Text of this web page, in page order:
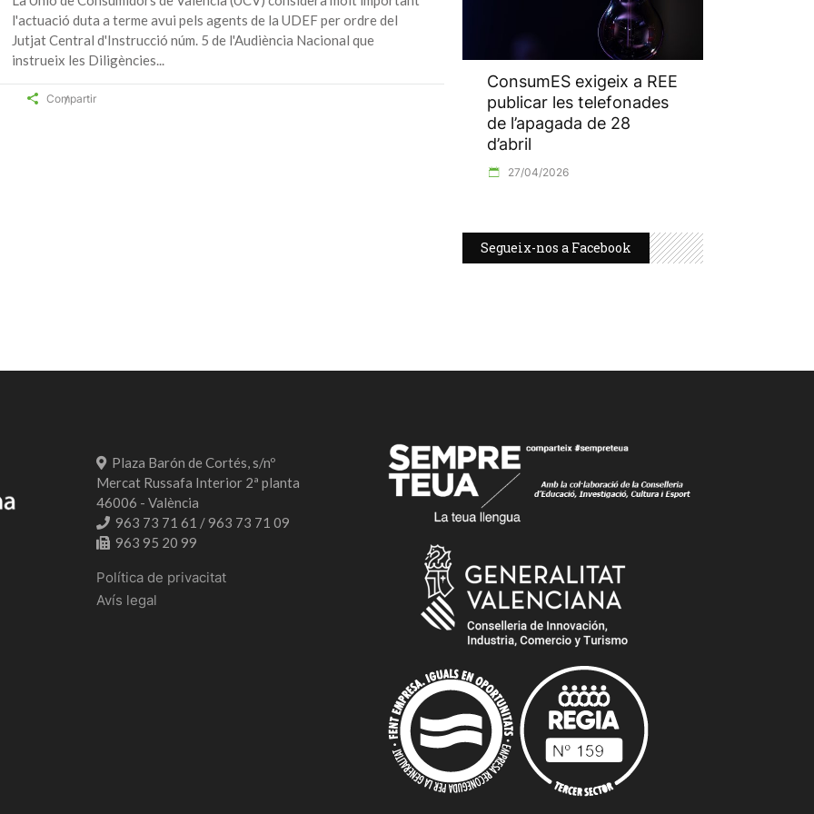
l'actuació duta a terme avui pels agents de la UDEF per ordre del
Jutjat Central d'Instrucció núm. 5 de l'Audiència Nacional que
instrueix les Diligències
Compartir
ConsumES exigeix a REE
publicar les telefonades
de l’apagada de 28
d’abril
27/04/2026
Segueix-nos a Facebook
Plaza Barón de Cortés, s/nº
Mercat Russafa Interior 2ª planta
46006 - València
963 73 71 61 / 963 73 71 09
963 95 20 99
Política de privacitat
Avís legal